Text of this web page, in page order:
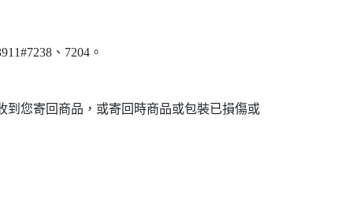
、7204。
您寄回商品，或寄回時商品或包裝已損傷或